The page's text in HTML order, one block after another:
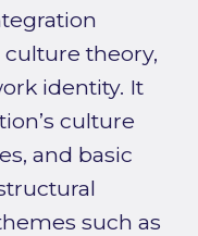
culture theory,
identity. It
culture
and basic
such as